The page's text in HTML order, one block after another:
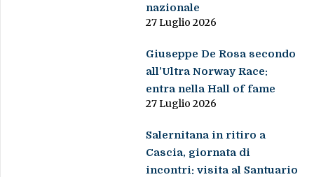
nazionale
27 Luglio 2026
Giuseppe De Rosa secondo
all’Ultra Norway Race:
entra nella Hall of fame
27 Luglio 2026
Salernitana in ritiro a
Cascia, giornata di
incontri: visita al Santuario